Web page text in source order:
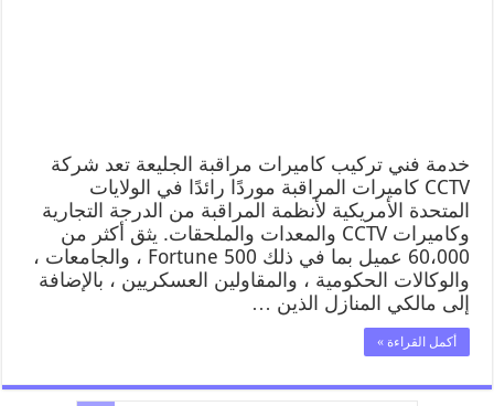
خدمة فني تركيب كاميرات مراقبة الجليعة تعد شركة
CCTV كاميرات المراقبة موردًا رائدًا في الولايات
المتحدة الأمريكية لأنظمة المراقبة من الدرجة التجارية
وكاميرات CCTV والمعدات والملحقات. يثق أكثر من
60،000 عميل بما في ذلك Fortune 500 ، والجامعات ،
والوكالات الحكومية ، والمقاولين العسكريين ، بالإضافة
إلى مالكي المنازل الذين …
أكمل القراءة »